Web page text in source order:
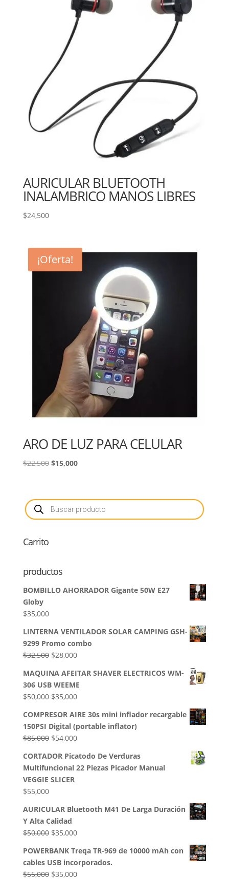
AURICULAR BLUETOOTH
INALAMBRICO MANOS LIBRES
$24,500
¡Oferta!
ARO DE LUZ PARA CELULAR
$22,500 El
era:
$22,500.
$15,000El
es:
$15,000.
Búsqueda
de
productos
Carrito
productos
BOMBILLO AHORRADOR Gigante 50W E27
Globy
$35,000
LINTERNA VENTILADOR SOLAR CAMPING GSH-
9299 Promo combo
$32,500 El
original
era:
$32,500.
$28,000El
actual
es:
$28,000.
MAQUINA AFEITAR SHAVER ELECTRICOS WM-
306 USB WEEME
$50,000 El
original
era:
$50,000.
$35,000El
actual
es:
$35,000.
COMPRESOR AIRE 30s mini inflador recargable
150PSI Digital (portable inflator)
$85,000 El
original
era:
$85,000.
$54,000El
actual
es:
CORTADOR Picatodo De Verduras
Multifuncional 22 Piezas Picador Manual
VEGGIE SLICER
$55,000
AURICULAR Bluetooth M41 De Larga Duración
Y Alta Calidad
$50,000 El
original
era:
$35,000El
actual
es:
POWERBANK Treqa TR-969 de 10000 mAh con
cables USB incorporados.
$55,000 El
$35,000El